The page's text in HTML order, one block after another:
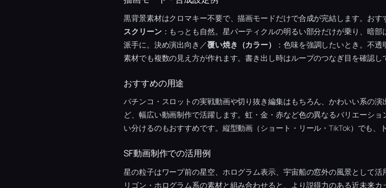
黒背景素材はクロマキー不要で、描画モードだけで合成が完結します。おす
スクリーン：もっとも自然。星パーティクルの明るい部分だけが乗り、暗部
派手に。決め演出向き／覆い焼き（カラー）
：色味を強調したいとき。不
素材でも複数の見え方が作れます。書き出し時はループのつなぎ目を確認し
おすすめの用途
パチンコ・スロットの実戦動画や切り抜き編集はもちろん、かわいい系の
ど、幅広い動画制作で活躍します。虹・金・赤など色の異なるバリエーシ
い分けるのもおすすめです。縦型動画（ショート・リール・TikTok）でも、
SF動画制作での活用例
星の粒子はワープ前の星空、ホログラム表示、宇宙船の窓外の風景として
リゴン・ホログラム系の素材と組み合わせると、より説得力のある近未来